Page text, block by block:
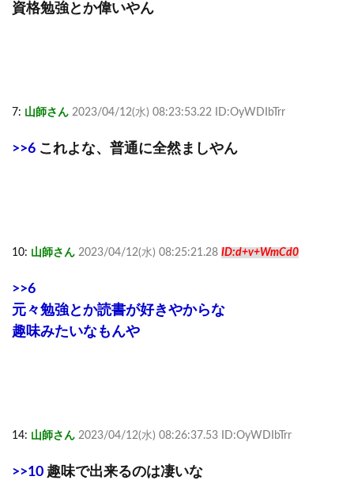
資格勉強とか偉いやん
7: 山師さん 2023/04/12(水) 08:23:53.22 ID:OyWDIbTrr
>>6 これよな、普通に全然ましやん
10: 山師さん 2023/04/12(水) 08:25:21.28 ID:d+v+WmCd0
>>6
元々勉強とか読書が好きやからな
趣味みたいなもんや
14: 山師さん 2023/04/12(水) 08:26:37.53 ID:OyWDIbTrr
>>10 趣味で出来るのは凄いな